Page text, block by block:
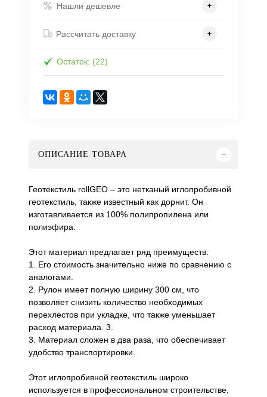
Нашли дешевле
Рассчитать доставку
Остаток: (22)
ОПИСАНИЕ ТОВАРА
Геотекстиль rollGEO – это нетканый иглопробивной
геотекстиль, также известный как дорнит. Он
изготавливается из 100% полипропилена или
полиэфира.
Этот материал предлагает ряд преимуществ.
1. Его стоимость значительно ниже по сравнению с
аналогами.
2. Рулон имеет полную ширину 300 см, что
позволяет снизить количество необходимых
перехлестов при укладке, что также уменьшает
расход материала. 3.
3. Материал сложен в два раза, что обеспечивает
удобство транспортировки.
Этот иглопробивной геотекстиль широко
используется в профессиональном строительстве,